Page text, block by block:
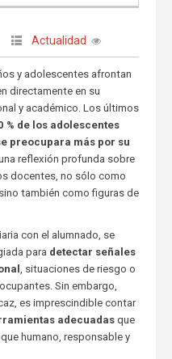
Actualidad
y adolescentes afrontan
directamente en su
y académico. Los últimos
% de los adolescentes
preocupara más por su
reflexión profunda sobre
docentes, no sólo como
también como figuras de
con el alumnado, se
para detectar señales
, situaciones de riesgo o
Sin embargo,
es imprescindible contar
adecuadasque
humano, responsable y